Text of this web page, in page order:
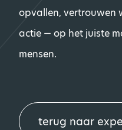
opvallen, vertrouwen
actie — op het juiste
mensen.
terug naar